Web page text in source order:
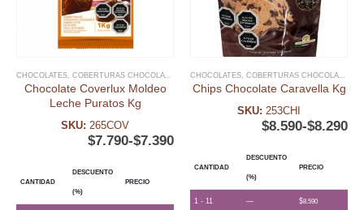
CHOCOLATES, COBERTURAS CHOCOLATE FECHAS ESPECIALES,PASCUA RESURRECIÓN
Chocolate Coverlux Moldeo
Leche Puratos Kg
SKU: 265COV
$7.390
-
$7.790
CANTIDAD
DESCUENTO
(%)
PRECIO
CHOCOLATES, COBERTURAS CHOCOLATE
Chips Chocolate Caravella Kg
SKU: 253CHI
$8.290
-
$8.590
CANTIDAD
DESCUENTO
(%)
PRECIO
1 - 11 — $8.590